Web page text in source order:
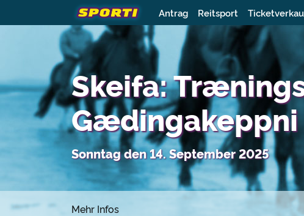
Antrag Reitsport
Skeifa:
Sonntag den 14. September 2025
Mehr Infos